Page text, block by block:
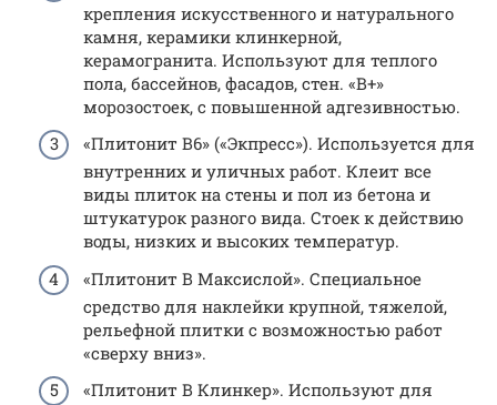
крепления искусственного и натурального
камня, керамики клинкерной,
керамогранита. Используют для теплого
пола, бассейнов, фасадов, стен. «В+»
морозостоек, с повышенной адгезивностью.
«Плитонит В6» («Экпресс»). Используется для
внутренних и уличных работ. Клеит все
виды плиток на стены и пол из бетона и
штукатурок разного вида. Стоек к действию
воды, низких и высоких температур.
«Плитонит В Максислой». Специальное
средство для наклейки крупной, тяжелой,
рельефной плитки с возможностью работ
«сверху вниз».
«Плитонит В Клинкер». Используют для